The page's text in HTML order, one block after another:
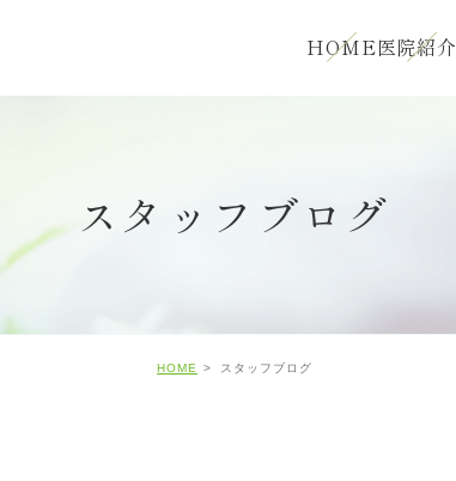
HOME医院紹介
スタッフブログ
HOME スタッフブログ